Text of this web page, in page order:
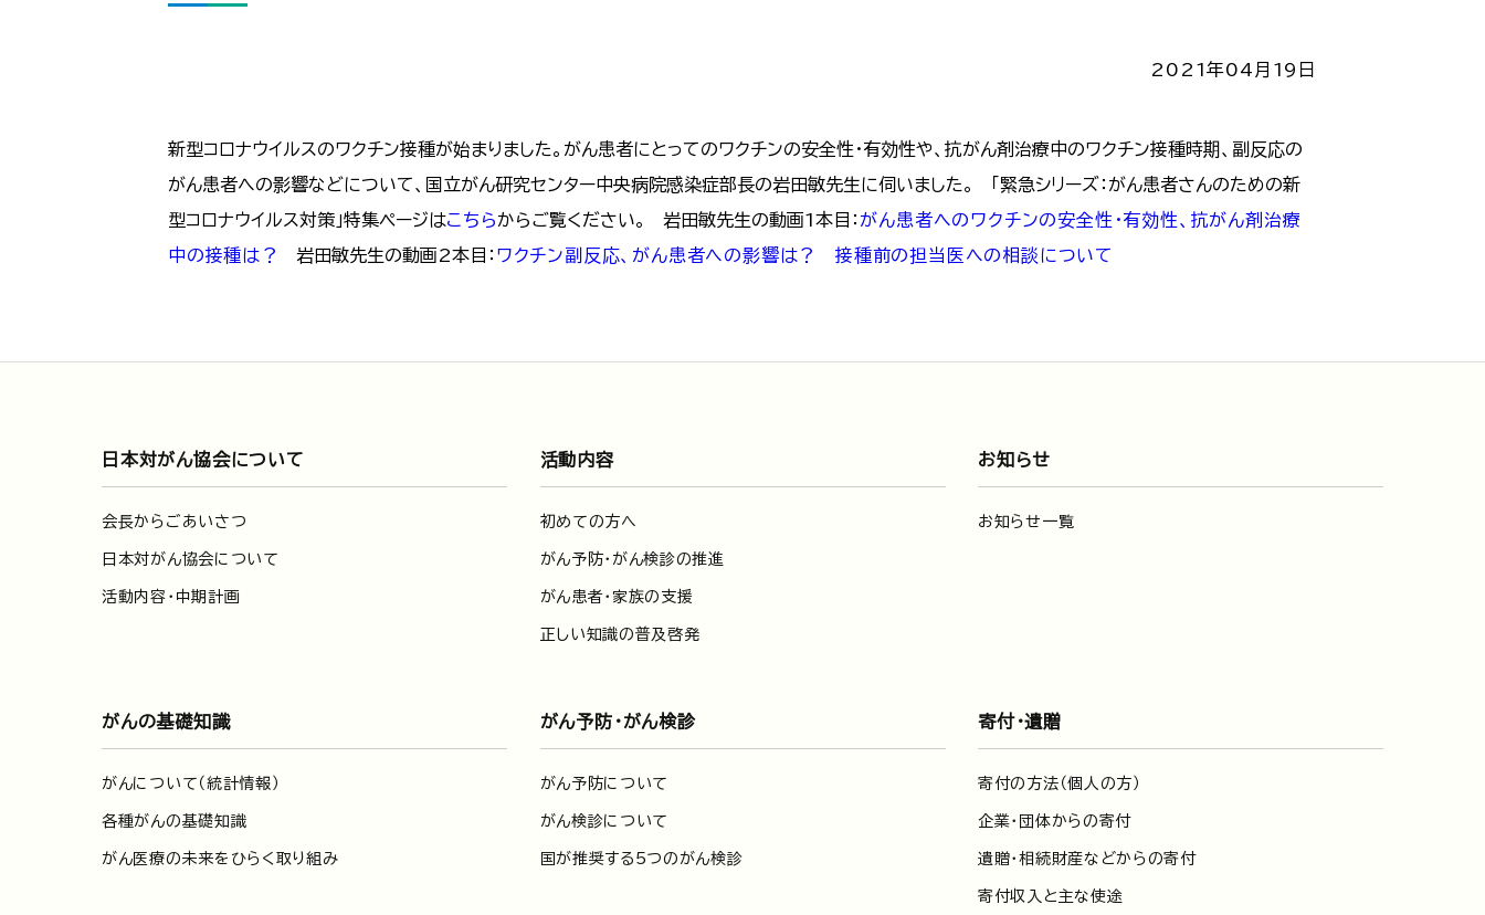
2021年04月19日
新型コロナウイルスのワクチン接種が始まりました。がん患者にとってのワクチンの安全性・有効性や、抗がん剤治療中のワクチン接種時期、副反応の
がん患者への影響などについて、国立がん研究センター中央病院感染症部長の岩田敏先生に伺いました。 「緊急シリーズ：がん患者さんのための新
型コロナウイルス対策」特集ページはこちらからご覧ください。 岩田敏先生の動画1本目： がん患者へのワクチンの安全性・有効性、抗がん剤治療
中の接種は？
岩田敏先生の動画2本目： ワクチン副反応、がん患者への影響は？ 接種前の担当医への相談について
日本対がん協会について
会長からごあいさつ
日本対がん協会について
活動内容・中期計画
活動内容
初めての方へ
がん予防・がん検診の推進
がん患者・家族の支援
正しい知識の普及啓発
お知らせ
お知らせ一覧
がんの基礎知識
がんについて（統計情報）
各種がんの基礎知識
がん医療の未来をひらく取り組み
がん予防・がん検診
がん予防について
がん検診について
国が推奨する5つのがん検診
寄付・遺贈
寄付の方法（個人の方）
企業・団体からの寄付
遺贈・相続財産などからの寄付
寄付収入と主な使途